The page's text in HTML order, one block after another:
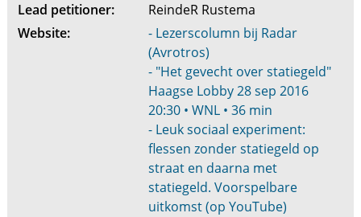
Lead petitioner:
ReindeR Rustema
Website:
- Lezerscolumn bij Radar
(Avrotros)
- "Het gevecht over statiegeld"
Haagse Lobby 28 sep 2016
20:30 • WNL • 36 min
- Leuk sociaal experiment:
flessen zonder statiegeld op
straat en daarna met
statiegeld. Voorspelbare
uitkomst (op YouTube)